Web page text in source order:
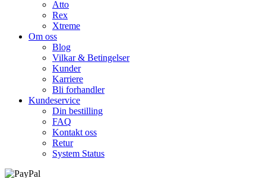
Atto
Rex
Xtreme
Om oss
Blog
Vilkar & Betingelser
Kunder
Karriere
Bli forhandler
Kundeservice
Din bestilling
FAQ
Kontakt oss
Retur
System Status